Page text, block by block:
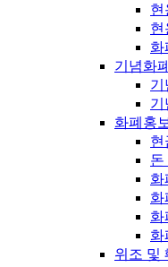
현
현
화
기념화폐
기
기
화폐홍
현
돈
화
화
화
화
위조 및